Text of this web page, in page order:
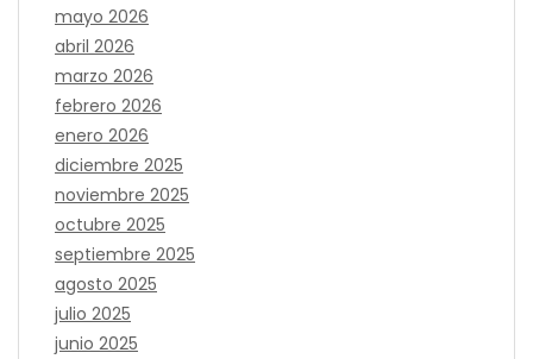
mayo 2026
abril 2026
marzo 2026
febrero 2026
enero 2026
diciembre 2025
noviembre 2025
octubre 2025
septiembre 2025
agosto 2025
julio 2025
junio 2025